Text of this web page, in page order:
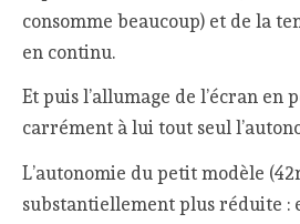
consomme beaucoup) et de la
en continu.
Et puis l’allumage de l’écran en
carrément à lui tout seul
L’autonomie du petit modèle
substantiellement plus réduite :